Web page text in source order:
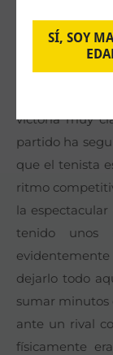
SÍ, SOY
DE MIÑAUR VS
victoria muy
partido ha
que el tenista
ritmo
la
tenido unos
dejarlo todo
sumar minutos
ante un rival
físicamente